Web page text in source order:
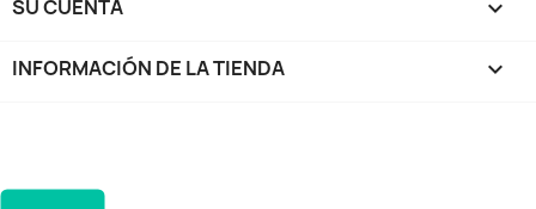
SU CUENTA 
INFORMACIÓN DE LA TIENDA keyboard_arrow_down